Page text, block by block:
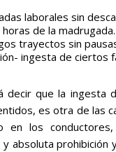
laborales sin
horas de la madrugada.
trayectos sin
ingesta de ciertos
decir que la ingesta
es otra de las
en los
absoluta prohibición